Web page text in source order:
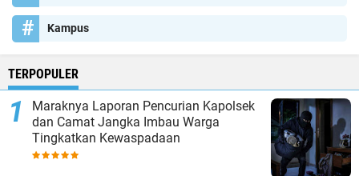
Kampus
TERPOPULER
Maraknya Laporan Pencurian Kapolsek
dan Camat Jangka Imbau Warga
Tingkatkan Kewaspadaan